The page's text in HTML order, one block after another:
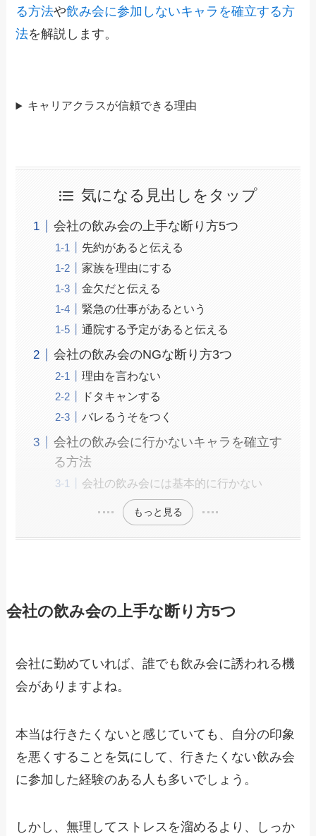
る方法や飲み会に参加しないキャラを確立する方
法を解説します。
キャリアクラスが信頼できる理由
気になる見出しをタップ
会社の飲み会の上手な断り方5つ
先約があると伝える
家族を理由にする
金欠だと伝える
緊急の仕事があるという
通院する予定があると伝える
会社の飲み会のNGな断り方3つ
理由を言わない
ドタキャンする
バレるうそをつく
会社の飲み会に行かないキャラを確立す
る方法
会社の飲み会には基本的に行かない
もっと見る
会社の飲み会の上手な断り方5つ
会社に勤めていれば、誰でも飲み会に誘われる機
会がありますよね。
本当は行きたくないと感じていても、自分の印象
を悪くすることを気にして、行きたくない飲み会
に参加した経験のある人も多いでしょう。
しかし、無理してストレスを溜めるより、しっか